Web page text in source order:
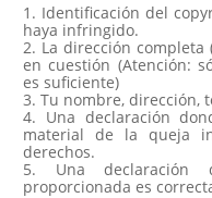
1. Identificación del
haya infringido.
2. La dirección completa
en cuestión (Atención:
es suficiente)
3. Tu nombre, dirección,
4. Una declaración
material de la queja
derechos.
5. Una
proporcionada es